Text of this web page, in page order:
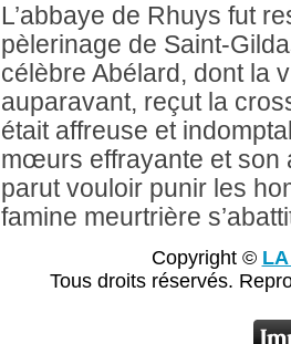
L’abbaye de Rhuys fut
pèlerinage de Saint-
célèbre Abélard, dont la
auparavant, reçut la
était affreuse et
mœurs effrayante et son
parut vouloir punir les
famine meurtrière
Copyright ©
Tous droits réservés.